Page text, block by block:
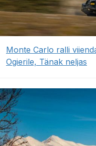
Monte Carlo ralli
Ogierile, Tänak neljas